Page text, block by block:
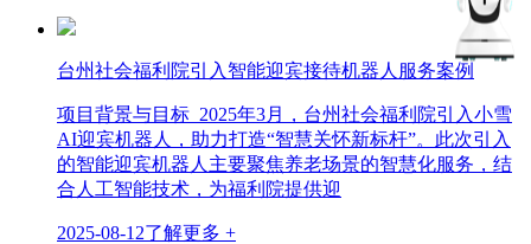
台州社会福利院引入智能迎宾接待机器人服务案例
项目背景与目标 2025年3月，台州社会福利院引入小雪
AI迎宾机器人，助力打造“智慧关怀新标杆”。此次引入
的智能迎宾机器人主要聚焦养老场景的智慧化服务，结
合人工智能技术，为福利院提供迎
2025-08-12了解更多 +